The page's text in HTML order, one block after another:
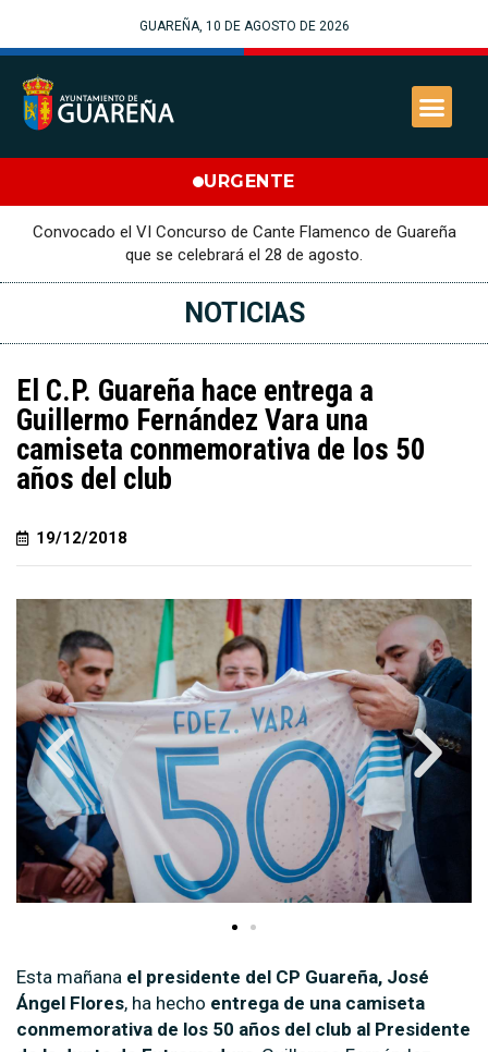
GUAREÑA, 10 DE AGOSTO DE 2026
URGENTE
Convocado el VI Concurso de Cante Flamenco de Guareña
que se celebrará el 28 de agosto.
NOTICIAS
El C.P. Guareña hace entrega a
Guillermo Fernández Vara una
camiseta conmemorativa de los 50
años del club
19/12/2018
Esta mañana el presidente del CP Guareña, José
Ángel Flores, ha hecho entrega de una camiseta
conmemorativa de los 50 años del club al Presidente